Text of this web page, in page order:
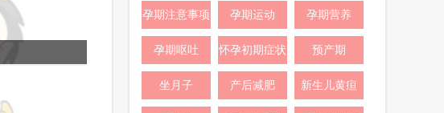
孕期注意事项 孕期运动 孕期营养
孕期呕吐 怀孕初期症状 预产期
坐月子 产后减肥 新生儿黄疸